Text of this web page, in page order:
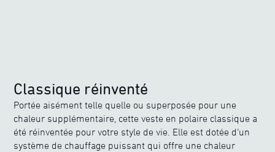
Classique réinventé
Portée aisément telle quelle ou superposée pour une
chaleur supplémentaire, cette veste en polaire classique a
été réinventée pour votre style de vie. Elle est dotée d’un
système de chauffage puissant qui offre une chaleur